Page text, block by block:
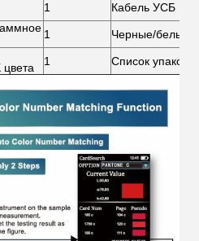
1 Кабель УСБ
1 Черные/белые
цвета
1 Список упаковки